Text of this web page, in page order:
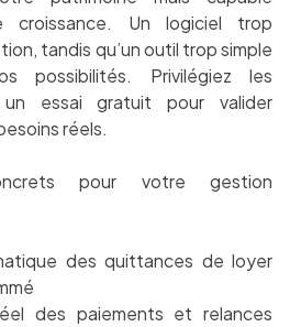
croissance. Un logiciel trop
tandis qu’un outil trop simple
possibilités. Privilégiez les
essai gratuit pour valider
réels.
pour votre gestion
des quittances de loyer
des paiements et relances